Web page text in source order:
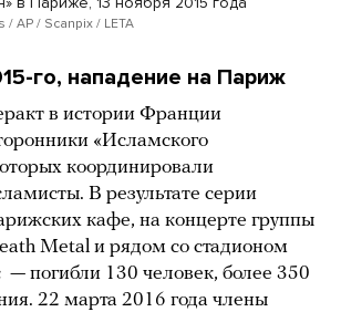
AP / Scanpix / LETA
го, нападение на Париж
в истории Франции
«Исламского
координировали
В результате серии
кафе, на концерте группы
Metal и рядом со стадионом
погибли 130 человек, более 350
22 марта 2016 года члены